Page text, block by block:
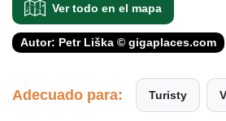
Ver todo en el mapa
Autor: Petr Liška © gigaplaces.com
Adecuado para: Turisty